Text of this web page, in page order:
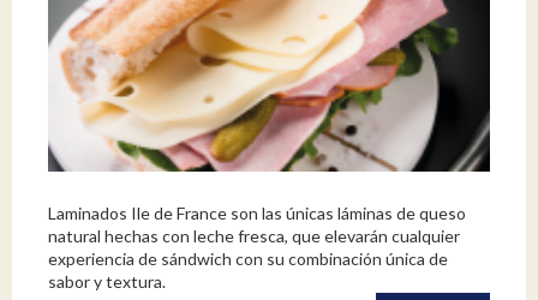
Laminados Ile de France son las únicas láminas de queso
natural hechas con leche fresca, que elevarán cualquier
experiencia de sándwich con su combinación única de
sabor y textura.